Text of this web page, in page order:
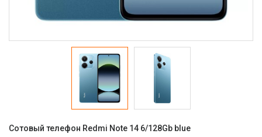
Сотовый телефон Redmi Note 14 6/128Gb blue